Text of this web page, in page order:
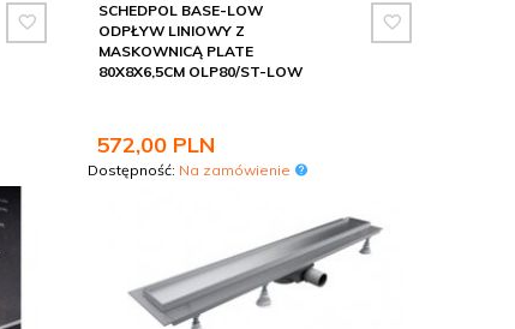
SCHEDPOL BASE-LOW
ODPŁYW LINIOWY Z
MASKOWNICĄ PLATE
80X8X6,5CM OLP80/ST-LOW
572,00 PLN
Dostępność: Na zamówienie